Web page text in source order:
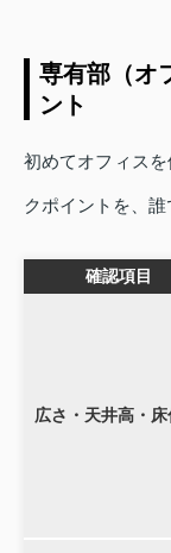
専有部（オ
ント
初めてオフィス
クポイントを、誰
確認項目
広さ・天井高・